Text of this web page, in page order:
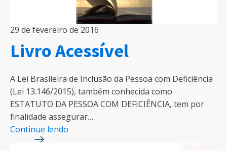
29 de fevereiro de 2016
Livro Acessível
A Lei Brasileira de Inclusão da Pessoa com Deficiência
(Lei 13.146/2015), também conhecida como
ESTATUTO DA PESSOA COM DEFICIÊNCIA, tem por
finalidade assegurar…
Continue lendo